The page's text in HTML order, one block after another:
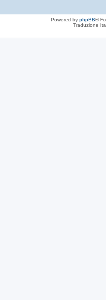
Powered by phpBB®
Traduzione